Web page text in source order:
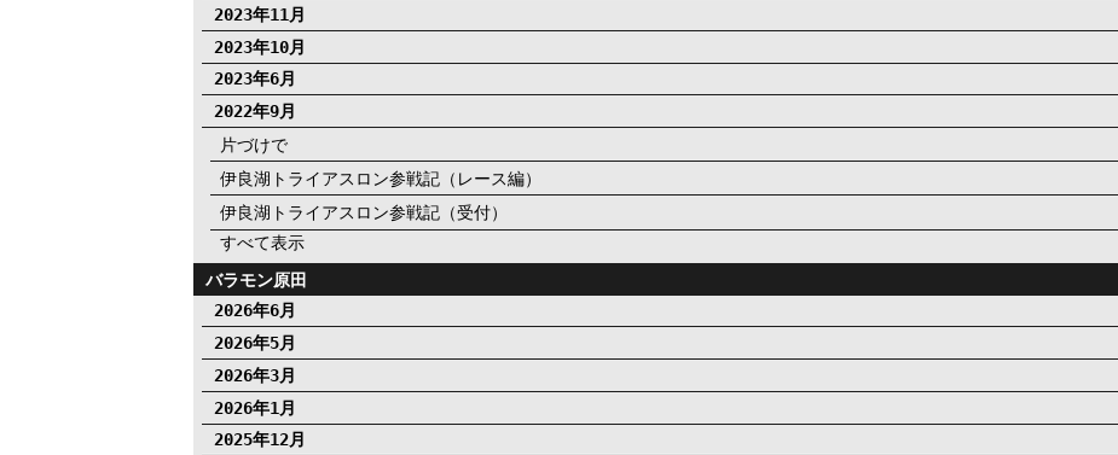
2023年11月
2023年10月
2023年6月
2022年9月
片づけで
伊良湖トライアスロン参戦記（レース編）
伊良湖トライアスロン参戦記（受付）
すべて表示
バラモン原田
2026年6月
2026年5月
2026年3月
2026年1月
2025年12月